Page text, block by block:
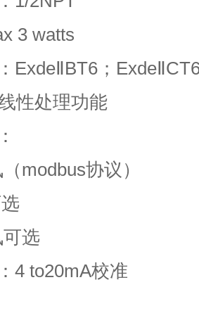
3 watts
ExdeⅡBT6 ；
性处理功能
modbus协议）
选
4 to20mA校准